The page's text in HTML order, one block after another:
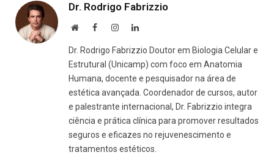
Dr. Rodrigo Fabrizzio
WebsiteFacebookInstagramLinkedIn
Dr. Rodrigo Fabrizzio Doutor em Biologia Celular e
Estrutural (Unicamp) com foco em Anatomia
Humana, docente e pesquisador na área de
estética avançada. Coordenador de cursos, autor
e palestrante internacional, Dr. Fabrizzio integra
ciência e prática clínica para promover resultados
seguros e eficazes no rejuvenescimento e
tratamentos estéticos.